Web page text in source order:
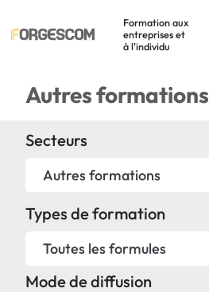
Formation aux
entreprises et
à l'individu
Formations
Services
Notre expertise
Autres formations
Secteurs
Autres formations
Types de formation
Toutes les formules
Mode de diffusion